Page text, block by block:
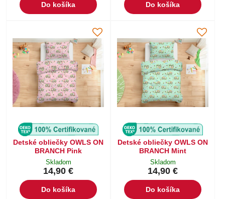
Do košíka Do košíka
Detské obliečky OWLS ON
BRANCH Pink
Skladom
14,90 €
Do košíka
Detské obliečky OWLS ON
BRANCH Mint
Skladom
14,90 €
Do košíka